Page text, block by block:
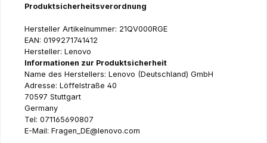
Produktsicherheitsverordnung
Hersteller Artikelnummer: 21QV000RGE
EAN: 0199271741412
Hersteller: Lenovo
Informationen zur Produktsicherheit
Name des Herstellers: Lenovo (Deutschland) GmbH
Adresse: Löffelstraße 40
70597 Stuttgart
Germany
Tel: 071165690807
E-Mail: Fragen_DE@lenovo.com